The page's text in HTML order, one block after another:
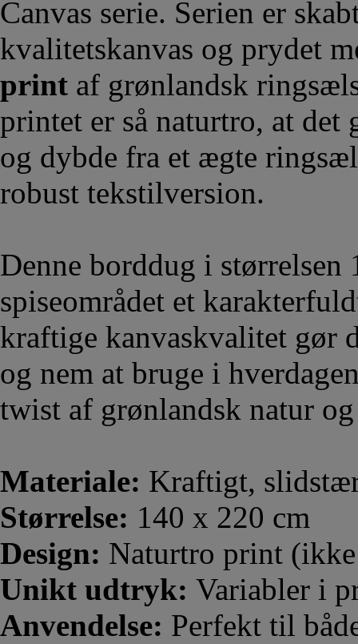
Canvas serie. Serien er
kvalitetskanvas og prydet
print af grønlandsk
printet er så naturtro, at det
og dybde fra et ægte
robust tekstilversion.
Denne borddug i
spiseområdet et
kraftige kanvaskvalitet gør
og nem at bruge i
twist af grønlandsk natur
Materiale: Kraftigt,
Størrelse: 140 x 220 cm
Design: Naturtro print
Unikt udtryk: Variabler i
Anvendelse: Perfekt til